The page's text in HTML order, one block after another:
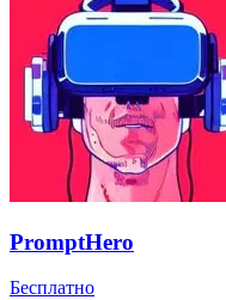
PromptHero
Бесплатно